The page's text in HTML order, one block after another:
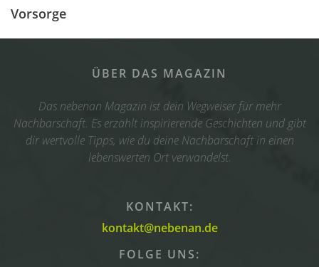
Vorsorge
ÜBER DAS MAGAZIN
Das nebenan Magazin ist dein Wegweiser für mehr
Nachbarschaft. Es erzählt inspirierende Geschichten und gibt
dir wertvolle Tipps, wie du deine Nachbarschaft in einen
lebenswerten Ort verwandelst.
KONTAKT:
kontakt@nebenan.de
FOLGE UNS: